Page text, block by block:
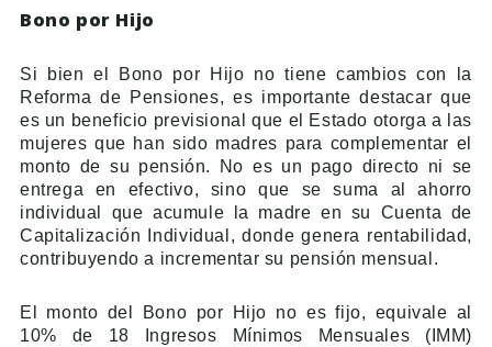
Bono por Hijo
Si bien el Bono por Hijo no tiene cambios con la
Reforma de Pensiones, es importante destacar que
es un beneficio previsional que el Estado otorga a las
mujeres que han sido madres para complementar el
monto de su pensión. No es un pago directo ni se
entrega en efectivo, sino que se suma al ahorro
individual que acumule la madre en su Cuenta de
Capitalización Individual, donde genera rentabilidad,
contribuyendo a incrementar su pensión mensual.
El monto del Bono por Hijo no es fijo, equivale al
10% de 18 Ingresos Mínimos Mensuales (IMM)